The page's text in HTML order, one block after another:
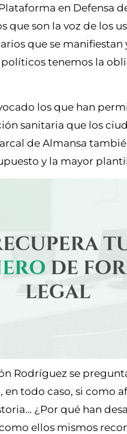
en Defensa
son la voz de los
que se
tenemos la
los que han
sanitaria que los
de Almansa
y la mayor
se
en todo caso, si como
¿Por qué han
ellos mismos